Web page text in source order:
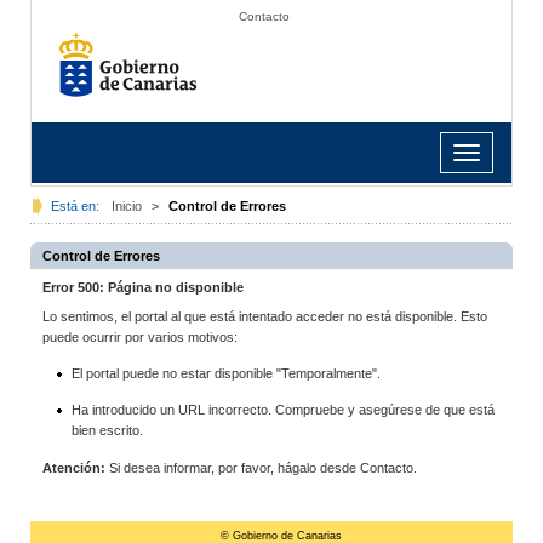
Contacto
Toggle
navigation
Está en: Inicio > Control de Errores
Control de Errores
Error 500: Página no disponible
Lo sentimos, el portal al que está intentado acceder no está disponible. Esto
puede ocurrir por varios motivos:
El portal puede no estar disponible "Temporalmente".
Ha introducido un URL incorrecto. Compruebe y asegúrese de que está
bien escrito.
Atención: Si desea informar, por favor, hágalo desde Contacto.
© Gobierno de Canarias